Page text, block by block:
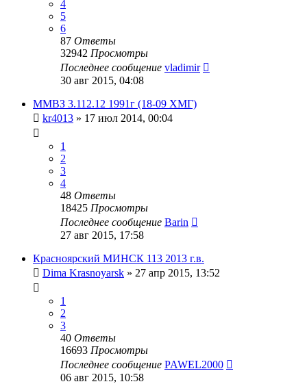
4
5
6
87 Ответы
32942 Просмотры
Последнее сообщение vladimir
30 авг 2015, 04:08
ММВЗ 3.112.12 1991г (18-09 ХМГ)
kr4013 » 17 июл 2014, 00:04
1
2
3
4
48 Ответы
18425 Просмотры
Последнее сообщение Barin
27 авг 2015, 17:58
Красноярский МИНСК 113 2013 г.в.
Dima Krasnoyarsk » 27 апр 2015, 13:52
1
2
3
40 Ответы
16693 Просмотры
Последнее сообщение PAWEL2000
06 авг 2015, 10:58